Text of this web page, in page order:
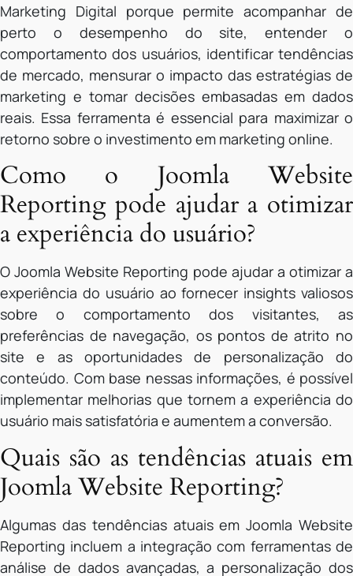
Marketing Digital porque permite acompanhar de
perto o desempenho do site, entender o
comportamento dos usuários, identificar tendências
de mercado, mensurar o impacto das estratégias de
marketing e tomar decisões embasadas em dados
reais. Essa ferramenta é essencial para maximizar o
retorno sobre o investimento em marketing online.
Como o Joomla Website
Reporting pode ajudar a otimizar
a experiência do usuário?
O Joomla Website Reporting pode ajudar a otimizar a
experiência do usuário ao fornecer insights valiosos
sobre o comportamento dos visitantes, as
preferências de navegação, os pontos de atrito no
site e as oportunidades de personalização do
conteúdo. Com base nessas informações, é possível
implementar melhorias que tornem a experiência do
usuário mais satisfatória e aumentem a conversão.
Quais são as tendências atuais em
Joomla Website Reporting?
Algumas das tendências atuais em Joomla Website
Reporting incluem a integração com ferramentas de
análise de dados avançadas, a personalização dos